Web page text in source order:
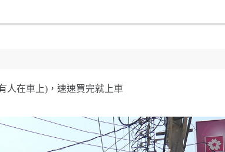
人在車上)，速速買完就上車